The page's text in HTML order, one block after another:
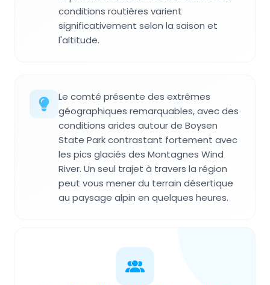
conditions routières varient
significativement selon la saison et
l'altitude.
Le comté présente des extrêmes
géographiques remarquables, avec des
conditions arides autour de Boysen
State Park contrastant fortement avec
les pics glaciés des Montagnes Wind
River. Un seul trajet à travers la région
peut vous mener du terrain désertique
au paysage alpin en quelques heures.